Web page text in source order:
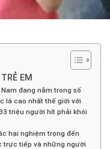
EM
đang nằm trong số
lá cao nhất thế giới với
triệu người hít phải khói
hại nghiệm trọng đến
trực tiếp và những người